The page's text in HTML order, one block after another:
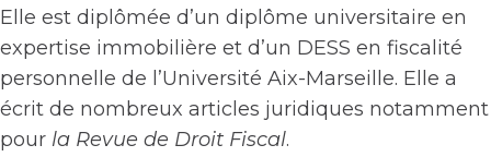
Elle est diplômée d’un diplôme universitaire en
expertise immobilière et d’un DESS en fiscalité
personnelle de l’Université Aix-Marseille. Elle a
écrit de nombreux articles juridiques notamment
pour la Revue de Droit Fiscal.